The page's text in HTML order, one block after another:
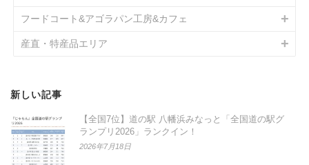
フードコート&アゴラパン工房&カフェ
産直・特産品エリア
新しい記事
【全国7位】道の駅 八幡浜みなっと「全国道の駅グ
ランプリ2026」ランクイン！
2026年7月18日